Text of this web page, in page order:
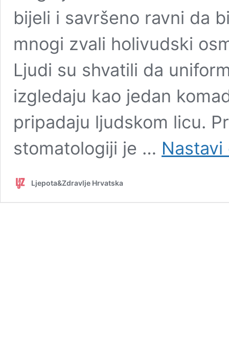
bijeli i savršeno ravni da
mnogi zvali holivudski
Ljudi su shvatili da
izgledaju kao jedan
pripadaju ljudskom licu.
stomatologiji je …
Ljepota&Zdravlje Hrvatska